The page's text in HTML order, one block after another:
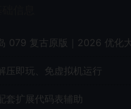
079 复古原版｜2026 优化
压即玩、免虚拟机运行
套扩展代码表辅助